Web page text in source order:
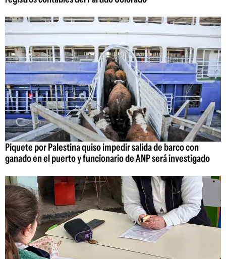
Piquete por Palestina quiso impedir salida de barco con
ganado en el puerto y funcionario de ANP será investigado